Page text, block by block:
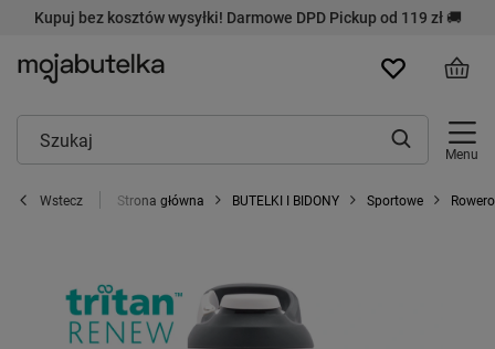
Kupuj bez kosztów wysyłki! Darmowe DPD Pickup od 119 zł 🚚
Menu
Wstecz Strona główna BUTELKI I BIDONY Sportowe